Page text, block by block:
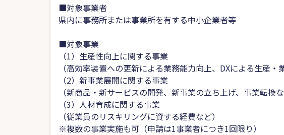
■対象事業者
県内に事務所または事業所を有する中小企業者等
■対象事業
（1）生産性向上に関する事業
（高効率装置への更新による業務能力向上、DXによる生産・
（2）新事業展開に関する事業
（新商品・新サービスの開発、新事業の立ち上げ、事業転換
（3）人材育成に関する事業
（従業員のリスキリングに資する経費など）
※複数の事業実施も可（申請は1事業者につき1回限り）